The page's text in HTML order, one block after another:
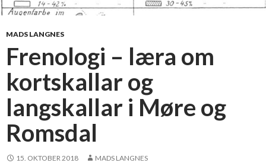
MADS LANGNES
Frenologi – læra om
kortskallar og
langskallar i Møre og
Romsdal
15. OKTOBER 2018 MADS LANGNES